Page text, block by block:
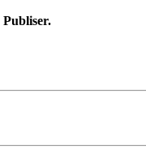
Publiser.